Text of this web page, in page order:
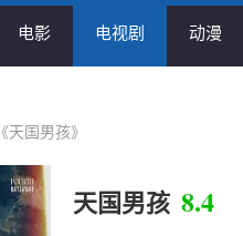
电影 电视剧 动漫
《天国男孩》
天国男孩 8.4